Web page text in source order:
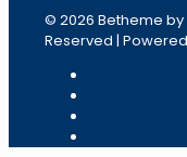
© 2026 Betheme by
Reserved |